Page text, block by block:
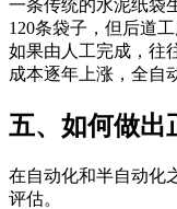
一条传统的水泥纸袋
120条袋子，但后道
如果由人工完成，往
成本逐年上涨，全自
五、如何做出
在自动化和半自动化
评估。